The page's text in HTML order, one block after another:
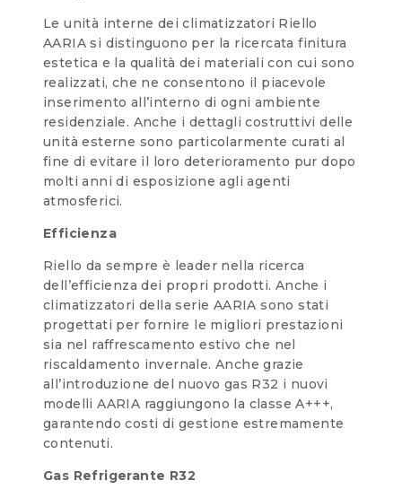
Le unità interne dei climatizzatori Riello
AARIA si distinguono per la ricercata finitura
estetica e la qualità dei materiali con cui sono
realizzati, che ne consentono il piacevole
inserimento all’interno di ogni ambiente
residenziale. Anche i dettagli costruttivi delle
unità esterne sono particolarmente curati al
fine di evitare il loro deterioramento pur dopo
molti anni di esposizione agli agenti
atmosferici.
Efficienza
Riello da sempre è leader nella ricerca
dell’efficienza dei propri prodotti. Anche i
climatizzatori della serie AARIA sono stati
progettati per fornire le migliori prestazioni
sia nel raffrescamento estivo che nel
riscaldamento invernale. Anche grazie
all’introduzione del nuovo gas R32 i nuovi
modelli AARIA raggiungono la classe A+++,
garantendo costi di gestione estremamente
contenuti.
Gas Refrigerante R32